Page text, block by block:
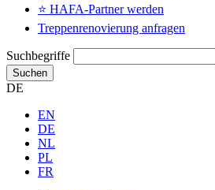
⭐ HAFA-Partner werden
Treppenrenovierung anfragen
Suchbegriffe
Suchen
DE
EN
DE
NL
PL
FR